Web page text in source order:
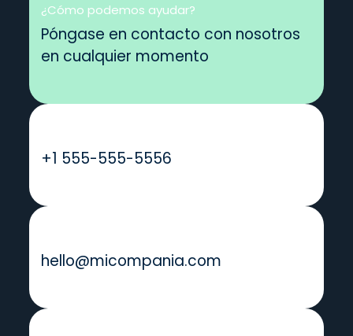
¿Cómo podemos ayudar?
Póngase en contacto con nosotros
en cualquier momento
+1 555-555-5556
hello@micompania.com